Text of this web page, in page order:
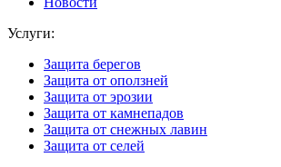
Услуги:
Защита берегов
Защита от оползней
Защита от эрозии
Защита от камнепадов
Защита от снежных лавин
Защита от селей